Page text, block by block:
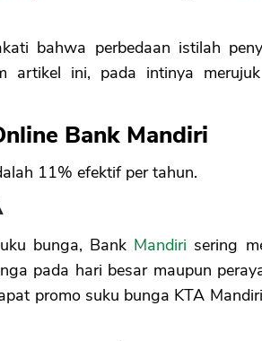
bahwa perbedaan istilah
artikel ini, pada intinya
Bank Mandiri
11% efektif per tahun.
bunga, Bank Mandiri sering
pada hari besar maupun
promo suku bunga KTA